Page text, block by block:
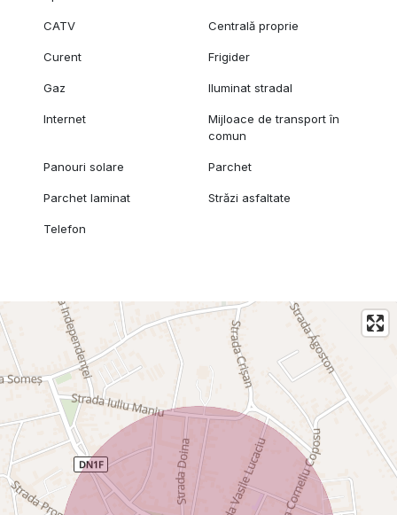
CATV Centrală proprie
Curent Frigider
Gaz Iluminat stradal
Internet
Mijloace de transport în
comun
Panouri solare Parchet
Parchet laminat Străzi asfaltate
Telefon